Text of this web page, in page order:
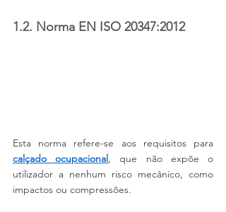
1.2. Norma EN ISO 20347:2012
calçado ocupacional, que não expõe o
utilizador a nenhum risco mecânico, como
impactos ou compressões.